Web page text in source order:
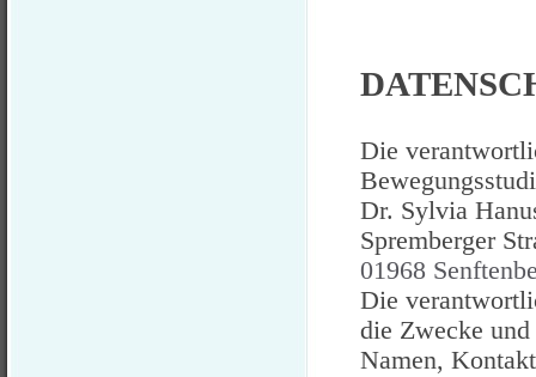
Die
Dr. Sylvia
Spremberger
01968
Die
die Zwecke
Namen,